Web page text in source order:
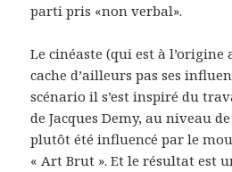
parti pris «non verbal».
Le cinéaste (qui est à l’origine
cache d’ailleurs pas ses
scénario il s’est inspiré du
de Jacques Demy, au niveau
plutôt été influencé par le
« Art Brut ». Et le résultat est